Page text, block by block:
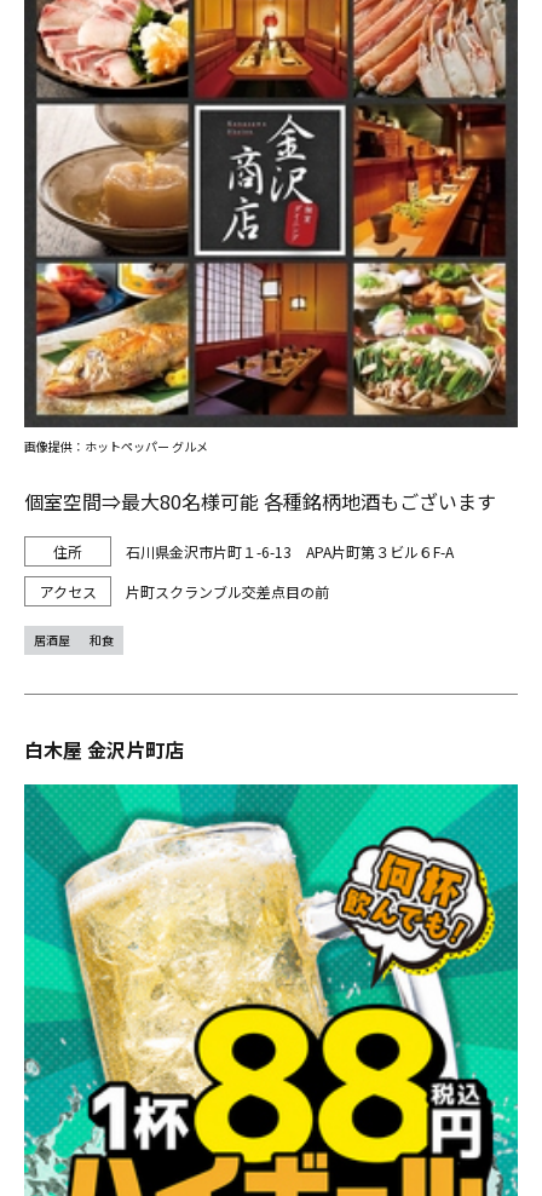
個室空間⇒最大80名様可能 各種銘柄地酒もございます
石川県金沢市片町１-6-13 APA片町第３ビル６F-A
片町スクランブル交差点目の前
画像提供：ホットペッパー グルメ
居酒屋 和食
白木屋 金沢片町店